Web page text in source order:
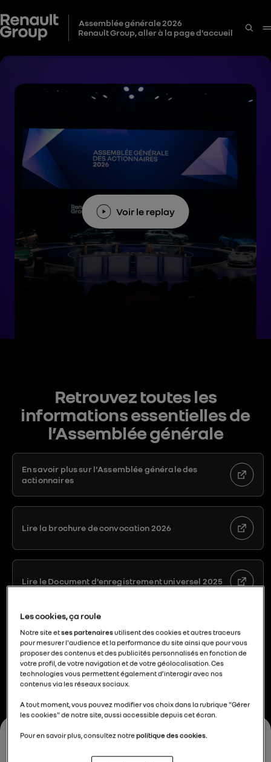
Assemblée générale 2026
Renault Group, aller à la page d'accueil
Voir le replay
Retrouvez toutes les
informations essentielles de
l’Assemblée générale
En savoir plus sur l'Assemblée générale des
actionnaires
Lire la brochure de convocation 2026
Lire le Document d'enregistrement universel 2025
En savoir plus sur le Strategy Day de Renault Group
Les cookies, ça roule
Notre site etses partenairesutilisent des cookies et autres traceurs
pour mesurer l'audience et la performance du site ainsi que pour vous
proposer des contenus et des publicités personnalisés en fonction de
votre profil, de votre navigation et de votre géolocalisation. Ces
technologies vous permettent également d’interagir avec nos
contenus via les réseaux sociaux.
A tout moment, vous pouvez modifier vos choix dans la rubrique "Gérer
les cookies" de notre site, aussi accessible depuis cet écran.
Pour en savoir plus, consultez notrepolitique des cookies.